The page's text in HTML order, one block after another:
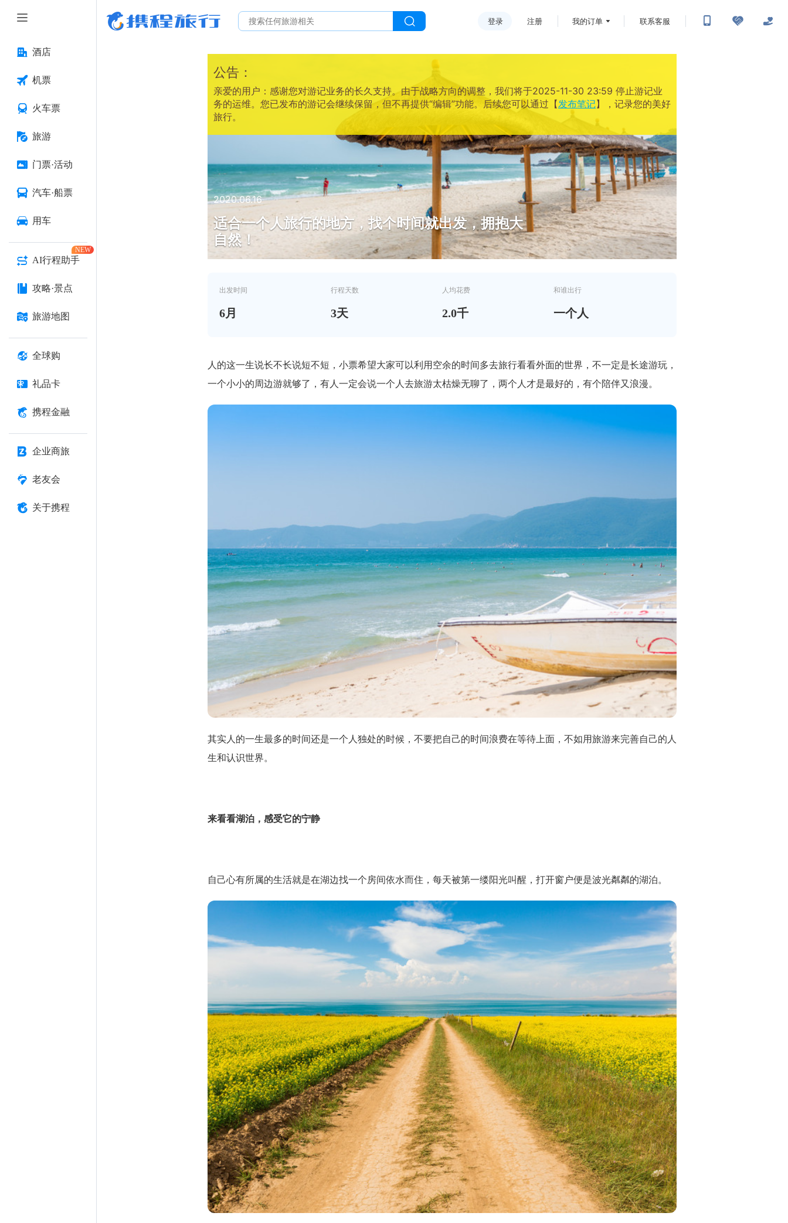
酒店
机票
火车票
旅游
门票·活动
汽车·船票
用车
AI行程助手
NEW
攻略·景点
旅游地图
全球购
礼品卡
携程金融
企业商旅
老友会
关于携程
登录 注册 我的订单 联系客服
公告：
亲爱的用户：感谢您对游记业务的长久支持。由于战略方向的调整，我们将于2025-11-30 23:59 停止游记业
务的运维。您已发布的游记会继续保留，但不再提供“编辑”功能。后续您可以通过【发布笔记】，记录您的美好
旅行。
2020.06.16
适合一个人旅行的地方，找个时间就出发，拥抱大
自然！
出发时间
6月
行程天数
3天
人均花费
2.0千
和谁出行
一个人
人的这一生说长不长说短不短，小票希望大家可以利用空余的时间多去旅行看看外面的世界，不一定是长途游玩，
一个小小的周边游就够了，有人一定会说一个人去旅游太枯燥无聊了，两个人才是最好的，有个陪伴又浪漫。
其实人的一生最多的时间还是一个人独处的时候，不要把自己的时间浪费在等待上面，不如用旅游来完善自己的人
生和认识世界。
来看看湖泊，感受它的宁静
自己心有所属的生活就是在湖边找一个房间依水而住，每天被第一缕阳光叫醒，打开窗户便是波光粼粼的湖泊。